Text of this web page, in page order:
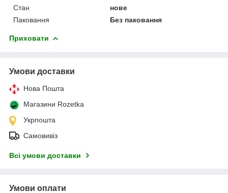
Стан
нове
Паковання
Без паковання
Приховати
Умови доставки
Нова Пошта
Магазини Rozetka
Укрпошта
Самовивіз
Всі умови доставки
Умови оплати